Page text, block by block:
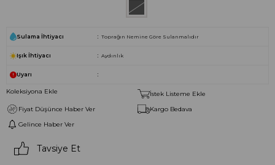
Sulama İhtiyacı Toprağın Nemine Göre Sulanmalıdır
Işık İhtiyacı Aydınlık
Uyarı
Koleksiyona Ekle
İstek Listeme Ekle
Fiyat Düşünce Haber Ver
Kargo Bedava
Gelince Haber Ver
Tavsiye Et